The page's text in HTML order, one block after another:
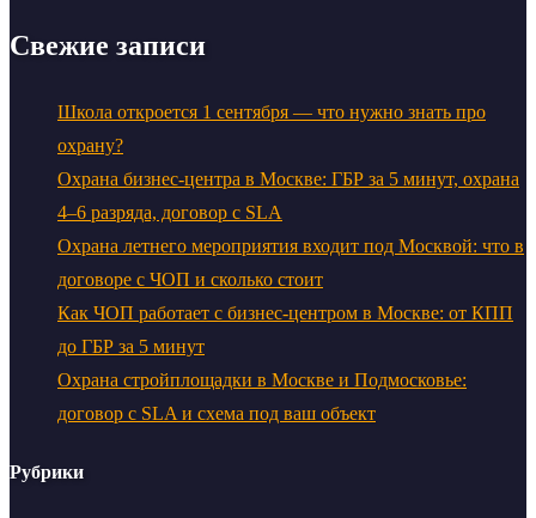
Свежие записи
Школа откроется 1 сентября — что нужно знать про
охрану?
Охрана бизнес-центра в Москве: ГБР за 5 минут, охрана
4–6 разряда, договор с SLA
Охрана летнего мероприятия входит под Москвой: что в
договоре с ЧОП и сколько стоит
Как ЧОП работает с бизнес-центром в Москве: от КПП
до ГБР за 5 минут
Охрана стройплощадки в Москве и Подмосковье:
договор с SLA и схема под ваш объект
Рубрики